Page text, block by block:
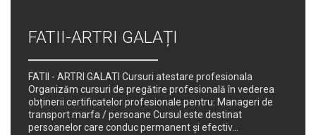
FATII-ARTRI GALAȚI
FATII - ARTRI GALATI Cursuri atestare profesionala
Organizăm cursuri de pregătire profesională în vederea
obținerii certificatelor profesionale pentru: Manageri de
transport marfa / persoane Cursul este destinat
persoanelor care conduc permanent şi efectiv...